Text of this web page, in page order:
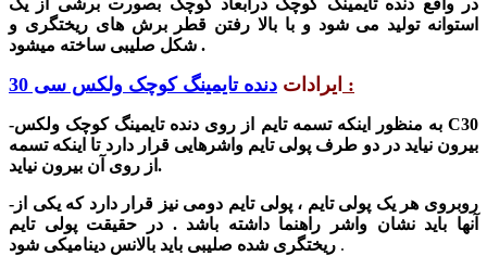
در واقع دنده تایمینگ کوچک در ابعاد کوچک بصورت برشی از یک
استوانه تولید می شود و با بالا رفتن قطر برش های ریختگری و
شکل صلیبی ساخته میشود .
ایرادات دنده تایمینگ کوچک ولکس سی 30 :
-به منظور اینکه تسمه تایم از رویدنده تایمینگ کوچک ولکس C30
بیرون نیاید در دو طرف پولی تایم واشرهایی قرار دارد تا اینکه تسمه
از روی آن بیرون نیاید.
-روبروی هر یک پولی تایم ، پولی تایم دومی نیز قرار دارد که یکی از
آنها باید نشان واشر راهنما داشته باشد . در حقیقت پولی تایم
.